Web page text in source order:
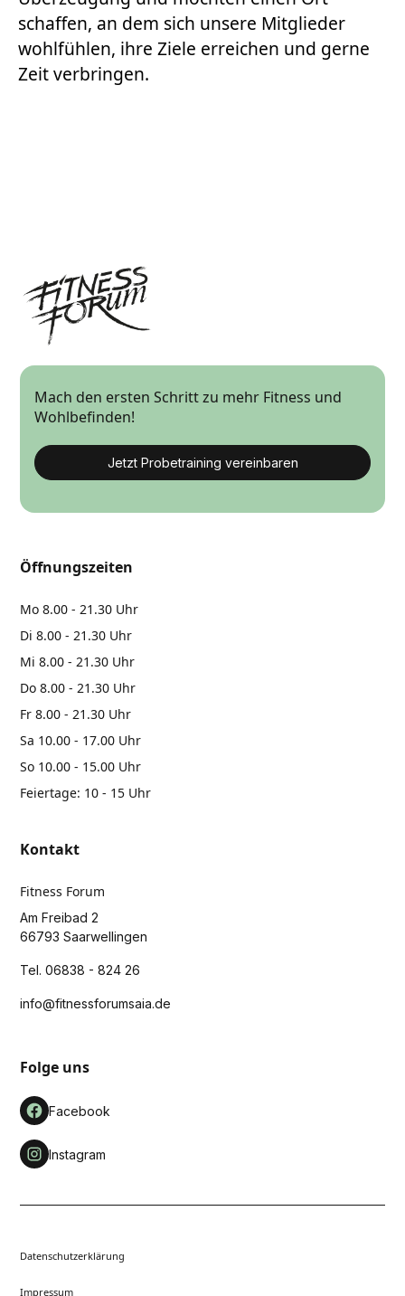
schaffen, an dem sich unsere Mitglieder
wohlfühlen, ihre Ziele erreichen und gerne
Zeit verbringen.
Mach den ersten Schritt zu mehr Fitness und
Wohlbefinden!
Jetzt Probetraining vereinbaren
Öffnungszeiten
Mo 8.00 - 21.30 Uhr
Di 8.00 - 21.30 Uhr
Mi 8.00 - 21.30 Uhr
Do 8.00 - 21.30 Uhr
Fr 8.00 - 21.30 Uhr
Sa 10.00 - 17.00 Uhr
So 10.00 - 15.00 Uhr
Feiertage: 10 - 15 Uhr
Kontakt
Fitness Forum
Am Freibad 2
66793 Saarwellingen
Tel. 06838 - 824 26
info@fitnessforumsaia.de
Folge uns
Facebook
Instagram
Impressum
Datenschutzerklärung